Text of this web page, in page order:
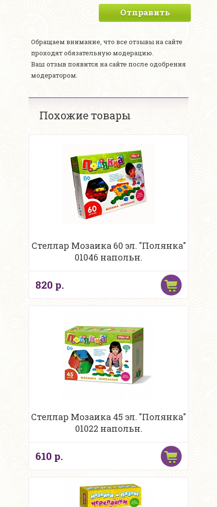
Отправить
Обращаем внимание, что все отзывы на сайте
проходят обязательную модерацию.
Ваш отзыв появится на сайте после одобрения
модератором.
Похожие товары
Стеллар Мозаика 60 эл. "Полянка"
01046 напольн.
820 р.
Стеллар Мозаика 45 эл. "Полянка"
01022 напольн.
610 р.